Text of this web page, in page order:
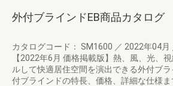
外付ブラインドEB商品カタログ
カタログコード： SM1600 ／ 2022年04月
【2022年6月 価格掲載版】熱、風、光、
ルして快適居住空間を演出できる外付ブ
付ブラインドの特長、価格、詳細な仕様